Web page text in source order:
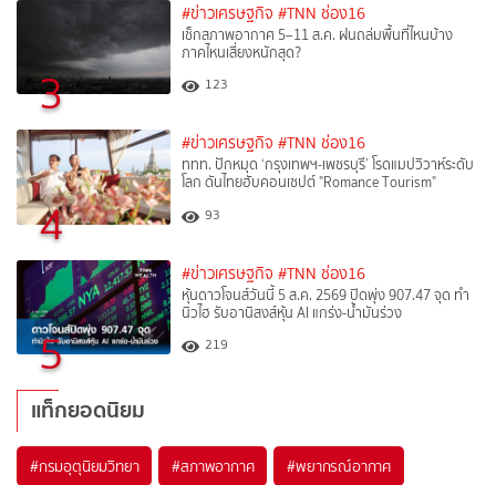
3
#ข่าวเศรษฐกิจ #TNN ช่อง16
เช็กสภาพอากาศ 5–11 ส.ค. ฝนถล่มพื้นที่ไหนบ้าง
ภาคไหนเสี่ยงหนักสุด?
123
4
#ข่าวเศรษฐกิจ #TNN ช่อง16
ททท. ปักหมุด ‘กรุงเทพฯ-เพชรบุรี’ โรดแมปวิวาห์ระดับ
โลก ดันไทยฮับคอนเซปต์ "Romance Tourism"
93
5
#ข่าวเศรษฐกิจ #TNN ช่อง16
หุ้นดาวโจนส์วันนี้ 5 ส.ค. 2569 ปิดพุ่ง 907.47 จุด ทำ
นิวไฮ รับอานิสงส์หุ้น AI แกร่ง-น้ำมันร่วง
219
แท็กยอดนิยม
#กรมอุตุนิยมวิทยา #สภาพอากาศ #พยากรณ์อากาศ